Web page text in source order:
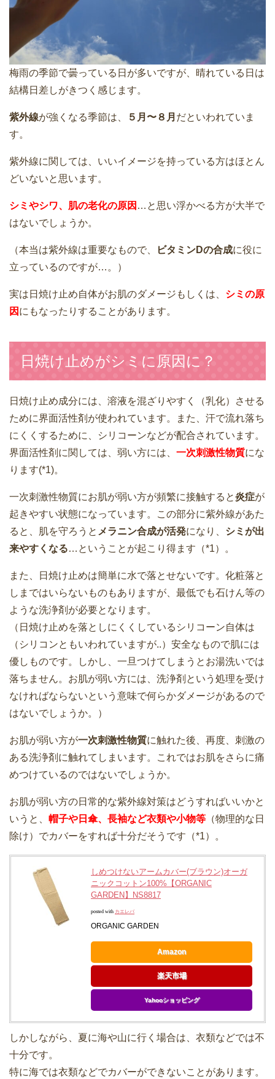
梅雨の季節で曇っている日が多いですが、晴れている日は
結構日差しがきつく感じます。
紫外線が強くなる季節は、 ５月〜８月 だといわれていま
す。
紫外線に関しては、いいイメージを持っている方はほとん
どいないと思います。
シミやシワ、肌の老化の原因 …と思い浮かべる方が大半で
はないでしょうか。
（本当は紫外線は重要なもので、 ビタミンDの合成に役に
立っているのですが…。）
実は日焼け止め自体がお肌のダメージもしくは、 シミの原
因 にもなったりすることがあります。
日焼け止めがシミに原因に？
日焼け止め成分には、溶液を混ざりやすく（乳化）させる
ために界面活性剤が使われています。また、汗で流れ落ち
にくくするために、シリコーンなどが配合されています。
界面活性剤に関しては、弱い方には、 一次刺激性物質にな
ります(*1)。
一次刺激性物質にお肌が弱い方が頻繁に接触すると炎症が
起きやすい状態になっています。この部分に紫外線があた
ると、肌を守ろうと メラニン合成が活発になり、 シミが出
来やすくなる…ということが起こり得ます（*1）。
また、日焼け止めは簡単に水で落とせないです。化粧落と
しまではいらないものもありますが、最低でも石けん等の
ような洗浄剤が必要となります。
（日焼け止めを落としにくくしているシリコーン自体は
（シリコンともいわれていますが..）安全なもので肌には
優しものです。しかし、一旦つけてしまうとお湯洗いでは
落ちません。お肌が弱い方には、洗浄剤という処理を受け
なければならないという意味で何らかダメージがあるので
はないでしょうか。）
お肌が弱い方が一次刺激性物質に触れた後、再度、刺激の
ある洗浄剤に触れてしまいます。これではお肌をさらに痛
めつけているのではないでしょうか。
お肌が弱い方の日常的な紫外線対策はどうすればいいかと
いうと、 帽子や日傘、長袖など衣類や小物等 （物理的な日
除け）でカバーをすれば十分だそうです（*1）。
しめつけないアームカバー(ブラウン)オーガ
ニックコットン100%【ORGANIC
GARDEN】NS8817
posted with カエレバ
ORGANIC GARDEN
Amazon
楽天市場
Yahooショッピング
しかしながら、夏に海や山に行く場合は、衣類などでは不
十分です。
特に海では衣類などでカバーができないことがあります。